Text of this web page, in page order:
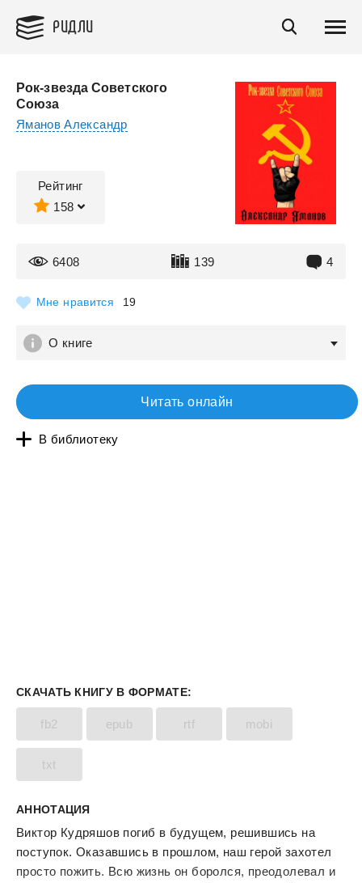
РИДЛИ
Рок-звезда Советского
Союза
Яманов Александр
Рейтинг
158
6408 139 4
Мне нравится 19
О книге
Читать онлайн
В библиотеку
СКАЧАТЬ КНИГУ В ФОРМАТЕ:
fb2 epub rtf mobi
txt
АННОТАЦИЯ
Виктор Кудряшов погиб в будущем, решившись на
поступок. Оказавшись в прошлом, наш герой захотел
просто пожить. Всю жизнь он боролся, преодолевал и